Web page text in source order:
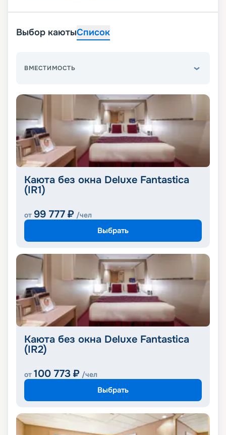
Выбор каютыСписок
ВМЕСТИМОСТЬ
Каюта без окна Deluxe Fantastica
(IR1)
от 99 777 ₽ /чел
Выбрать
Каюта без окна Deluxe Fantastica
(IR2)
от 100 773 ₽ /чел
Выбрать